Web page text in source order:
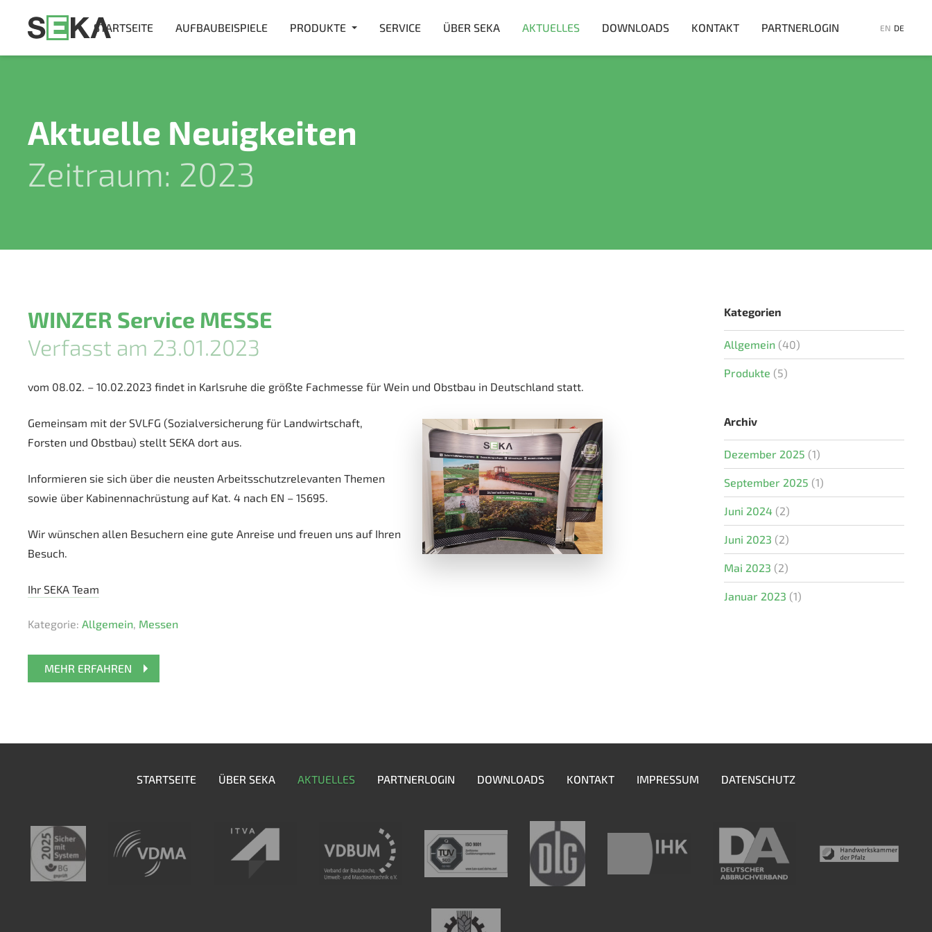
STARTSEITE AUFBAUBEISPIELE PRODUKTE SERVICE ÜBER SEKA AKTUELLES DOWNLOADS KONTAKT PARTNERLOGIN EN DE
Aktuelle Neuigkeiten
Zeitraum: 2023
WINZER Service MESSE
Verfasst am 23.01.2023
vom 08.02. – 10.02.2023 findet in Karlsruhe die größte Fachmesse für Wein und Obstbau in Deutschland statt.
Gemeinsam mit der SVLFG (Sozialversicherung für Landwirtschaft,
Forsten und Obstbau) stellt SEKA dort aus.
Informieren sie sich über die neusten Arbeitsschutzrelevanten Themen
sowie über Kabinennachrüstung auf Kat. 4 nach EN – 15695.
Wir wünschen allen Besuchern eine gute Anreise und freuen uns auf Ihren
Besuch.
Ihr SEKA Team
Kategorie: Allgemein, Messen
MEHR ERFAHREN
Kategorien
Allgemein (40)
Produkte (5)
Archiv
Dezember 2025 (1)
September 2025 (1)
Juni 2024 (2)
Juni 2023 (2)
Mai 2023 (2)
Januar 2023 (1)
STARTSEITE ÜBER SEKA AKTUELLES PARTNERLOGIN DOWNLOADS KONTAKT IMPRESSUM DATENSCHUTZ